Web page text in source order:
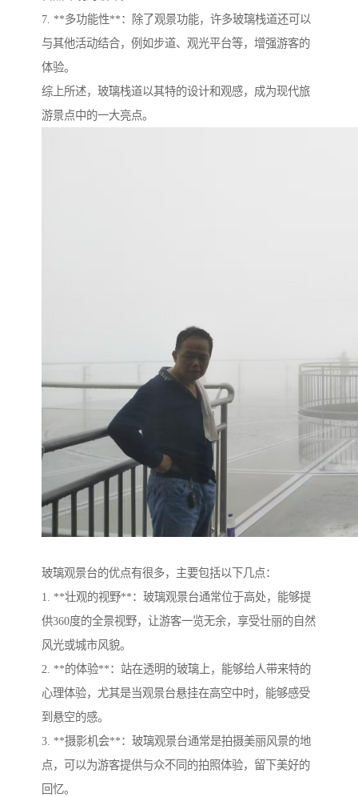
7. **多功能性**：除了观景功能，许多玻璃栈道还可以
与其他活动结合，例如步道、观光平台等，增强游客的
体验。
综上所述，玻璃栈道以其特的设计和观感，成为现代旅
游景点中的一大亮点。
玻璃观景台的优点有很多，主要包括以下几点：
1. **壮观的视野**：玻璃观景台通常位于高处，能够提
供360度的全景视野，让游客一览无余，享受壮丽的自然
风光或城市风貌。
2. **的体验**：站在透明的玻璃上，能够给人带来特的
心理体验，尤其是当观景台悬挂在高空中时，能够感受
到悬空的感。
3. **摄影机会**：玻璃观景台通常是拍摄美丽风景的地
点，可以为游客提供与众不同的拍照体验，留下美好的
回忆。